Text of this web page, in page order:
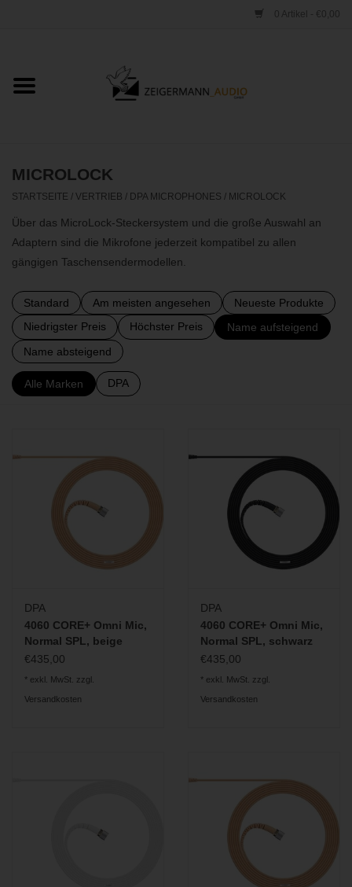
0 Artikel - €0,00
Startseite
WERKSTATT
STUDIO
KONTAKT
BLOG
MICROLOCK
STARTSEITE /VERTRIEB / DPA MICROPHONES / MICROLOCK
Über das MicroLock-Steckersystem und die große Auswahl an
Adaptern sind die Mikrofone jederzeit kompatibel zu allen
gängigen Taschensendermodellen.
Standard Am meisten angesehen
Neueste Produkte
Niedrigster Preis
Höchster Preis
Name aufsteigend
Name absteigend
Alle Marken DPA
DPA
4060 CORE+ Omni Mic,
Normal SPL, beige
€435,00
* exkl. MwSt. zzgl.
Versandkosten
DPA
4060 CORE+ Omni Mic,
Normal SPL, schwarz
€435,00
* exkl. MwSt. zzgl.
Versandkosten